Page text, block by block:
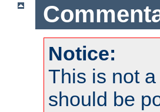
Notice:
This is not
should be